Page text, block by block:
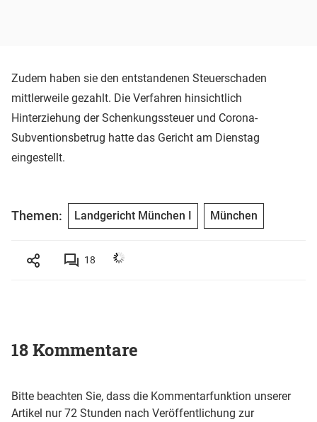
Zudem haben sie den entstandenen Steuerschaden
mittlerweile gezahlt. Die Verfahren hinsichtlich
Hinterziehung der Schenkungssteuer und Corona-
Subventionsbetrug hatte das Gericht am Dienstag
eingestellt.
Themen: Landgericht München I München
18
18 Kommentare
Bitte beachten Sie, dass die Kommentarfunktion unserer
Artikel nur 72 Stunden nach Veröffentlichung zur